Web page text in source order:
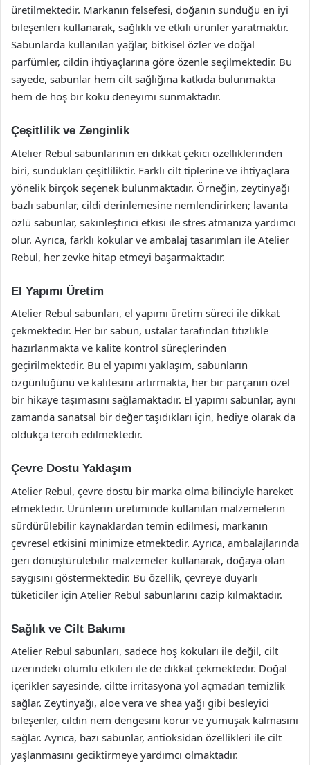
üretilmektedir. Markanın felsefesi, doğanın sunduğu en iyi
bileşenleri kullanarak, sağlıklı ve etkili ürünler yaratmaktır.
Sabunlarda kullanılan yağlar, bitkisel özler ve doğal
parfümler, cildin ihtiyaçlarına göre özenle seçilmektedir. Bu
sayede, sabunlar hem cilt sağlığına katkıda bulunmakta
hem de hoş bir koku deneyimi sunmaktadır.
Çeşitlilik ve Zenginlik
Atelier Rebul sabunlarının en dikkat çekici özelliklerinden
biri, sundukları çeşitliliktir. Farklı cilt tiplerine ve ihtiyaçlara
yönelik birçok seçenek bulunmaktadır. Örneğin, zeytinyağı
bazlı sabunlar, cildi derinlemesine nemlendirirken; lavanta
özlü sabunlar, sakinleştirici etkisi ile stres atmanıza yardımcı
olur. Ayrıca, farklı kokular ve ambalaj tasarımları ile Atelier
Rebul, her zevke hitap etmeyi başarmaktadır.
El Yapımı Üretim
Atelier Rebul sabunları, el yapımı üretim süreci ile dikkat
çekmektedir. Her bir sabun, ustalar tarafından titizlikle
hazırlanmakta ve kalite kontrol süreçlerinden
geçirilmektedir. Bu el yapımı yaklaşım, sabunların
özgünlüğünü ve kalitesini artırmakta, her bir parçanın özel
bir hikaye taşımasını sağlamaktadır. El yapımı sabunlar, aynı
zamanda sanatsal bir değer taşıdıkları için, hediye olarak da
oldukça tercih edilmektedir.
Çevre Dostu Yaklaşım
Atelier Rebul, çevre dostu bir marka olma bilinciyle hareket
etmektedir. Ürünlerin üretiminde kullanılan malzemelerin
sürdürülebilir kaynaklardan temin edilmesi, markanın
çevresel etkisini minimize etmektedir. Ayrıca, ambalajlarında
geri dönüştürülebilir malzemeler kullanarak, doğaya olan
saygısını göstermektedir. Bu özellik, çevreye duyarlı
tüketiciler için Atelier Rebul sabunlarını cazip kılmaktadır.
Sağlık ve Cilt Bakımı
Atelier Rebul sabunları, sadece hoş kokuları ile değil, cilt
üzerindeki olumlu etkileri ile de dikkat çekmektedir. Doğal
içerikler sayesinde, ciltte irritasyona yol açmadan temizlik
sağlar. Zeytinyağı, aloe vera ve shea yağı gibi besleyici
bileşenler, cildin nem dengesini korur ve yumuşak kalmasını
sağlar. Ayrıca, bazı sabunlar, antioksidan özellikleri ile cilt
yaşlanmasını geciktirmeye yardımcı olmaktadır.